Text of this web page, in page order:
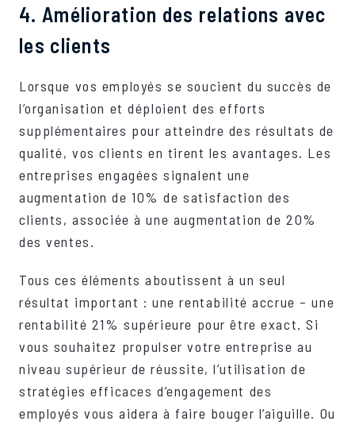
4. Amélioration des relations avec
les clients
Lorsque vos employés se soucient du succès de
l’organisation et déploient des efforts
supplémentaires pour atteindre des résultats de
qualité, vos clients en tirent les avantages. Les
entreprises engagées signalent une
augmentation de 10% de satisfaction des
clients, associée à une augmentation de 20%
des ventes.
Tous ces éléments aboutissent à un seul
résultat important : une rentabilité accrue – une
rentabilité 21% supérieure pour être exact. Si
vous souhaitez propulser votre entreprise au
niveau supérieur de réussite, l’utilisation de
stratégies efficaces d’engagement des
employés vous aidera à faire bouger l’aiguille. Ou